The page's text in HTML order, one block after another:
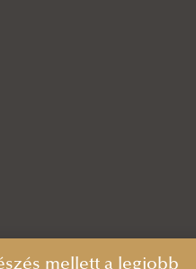
mellett a legjobb